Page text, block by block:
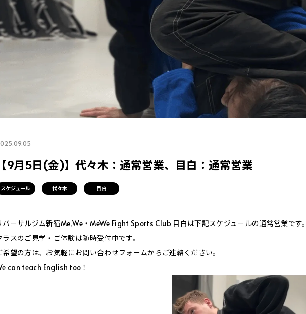
【9月5日(金)】代々木：通常営業、目白：通常営業
スケジュール 代々木 目白
バーサルジム新宿Me,We・MeWe Fight Sports Club 目白は下記スケジュールの通常営業です。
ラスのご見学・ご体験は随時受付中です。
希望の方は、お気軽にお問い合わせフォームからご連絡ください。
can teach English too！